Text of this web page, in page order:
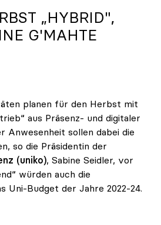
„HYBRID",
G'MAHTE
planen für den Herbst mit
aus Präsenz- und digitaler
Anwesenheit sollen dabei die
so die Präsidentin der
(uniko), Sabine Seidler, vor
würden auch die
Uni-Budget der Jahre 2022-24.
Budget „keine g'mahte